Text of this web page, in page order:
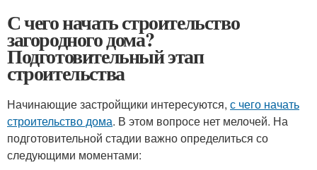
С чего начать строительство
загородного дома?
Подготовительный этап
строительства
Начинающие застройщики интересуются, с чего начать
строительство дома. В этом вопросе нет мелочей. На
подготовительной стадии важно определиться со
следующими моментами: